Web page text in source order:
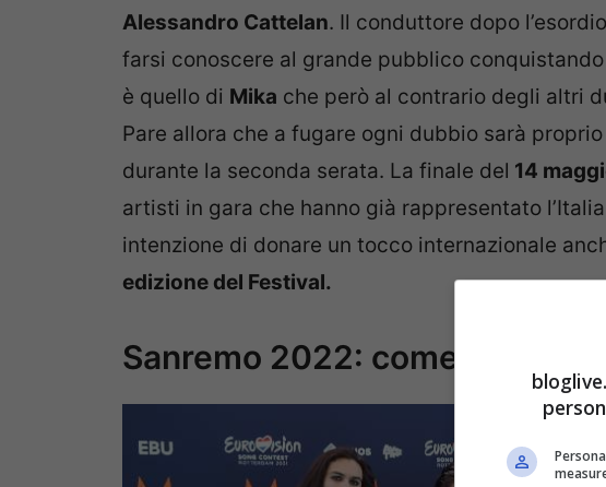
Alessandro Cattelan. Il conduttore dopo
farsi conoscere al grande pubblico
è quello di Mika che però al contrario degli altri
Pare allora che a fugare ogni dubbio sarà
durante la seconda serata. La finale del 14
artisti in gara che hanno già rappresentato
intenzione di donare un tocco internazionale
edizione del Festival.
Sanremo 2022: come